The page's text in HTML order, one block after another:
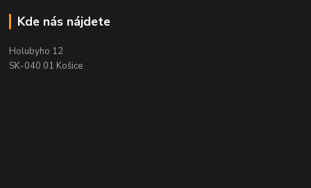
Kde nás nájdete
Holubyho 12
SK-040 01 Košice